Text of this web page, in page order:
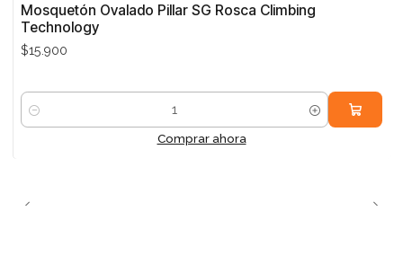
Mosquetón Ovalado Pillar SG Rosca Climbing
Technology
$15.900
Cantidad
Comprar ahora